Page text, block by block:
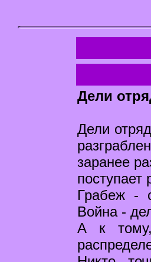
Дели
Дели
заранее
поступает
Грабеж -
Война -
А к